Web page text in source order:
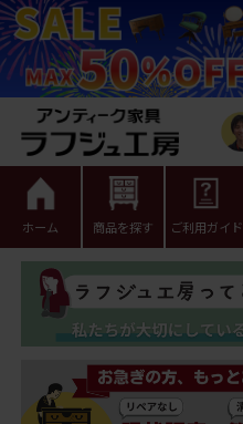
ホーム 商品を探す ご利用ガイド